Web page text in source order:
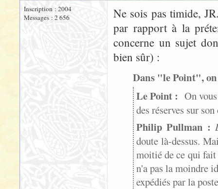
Inscription : 2004
Messages : 2 656
Ne sois pas timide,
par rapport à la
concerne un sujet
bien sûr) :
Dans "le Point",
Le Point : On
des réserves sur
Philip Pullman :
doute là-dessus.
moitié de ce qui
n'a pas la moindre
expédiés par la